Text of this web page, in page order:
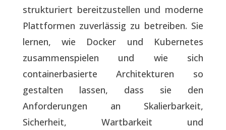
strukturiert bereitzustellen und moderne
Plattformen zuverlässig zu betreiben. Sie
lernen, wie Docker und Kubernetes
zusammenspielen und wie sich
containerbasierte Architekturen so
gestalten lassen, dass sie den
Anforderungen an Skalierbarkeit,
Sicherheit, Wartbarkeit und